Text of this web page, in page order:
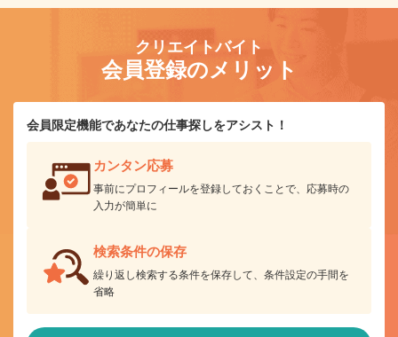
クリエイトバイト
会員登録のメリット
会員限定機能であなたの仕事探しをアシスト！
カンタン応募
事前にプロフィールを登録しておくことで、応募時の
入力が簡単に
検索条件の保存
繰り返し検索する条件を保存して、条件設定の手間を
省略